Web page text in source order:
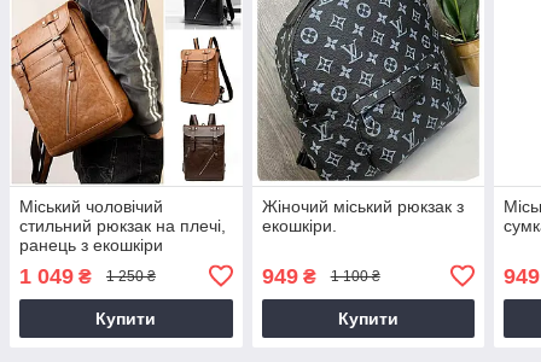
Міський чоловічий
стильний рюкзак на плечі,
ранець з екошкіри
1 049 ₴ 1 250 ₴
Купити
Жіночий міський рюкзак з
екошкіри.
949₴ 1 100 ₴
Купити
949